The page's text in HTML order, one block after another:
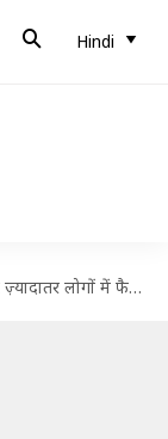
Hindi
गलत धारणाएँ, जानिए क्या है सच्चाई